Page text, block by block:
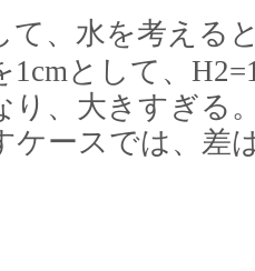
て、水を考える
1cmとして、
り、大きすぎる
ケースでは、差